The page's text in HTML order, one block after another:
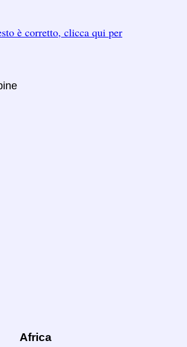
è corretto, clicca qui per
Africa